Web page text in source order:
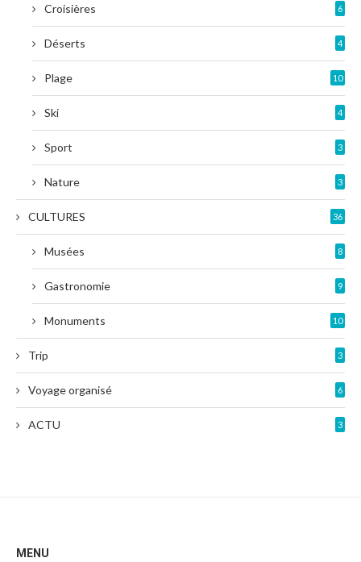
Croisières 6
Déserts 4
Plage 10
Ski 4
Sport 3
Nature 3
CULTURES 36
Musées 8
Gastronomie 9
Monuments 10
Trip 3
Voyage organisé 6
ACTU 3
MENU